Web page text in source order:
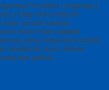
Produksi Langsung |
| Siap Kirim Seluruh
toga wisuda sarjana
Anda?Kami adalah
yang melayani produksi
akademik resmi, bahan
dari pabrik….